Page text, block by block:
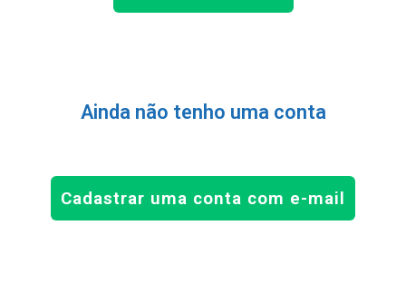
Ainda não tenho uma conta
Cadastrar uma conta com e-mail